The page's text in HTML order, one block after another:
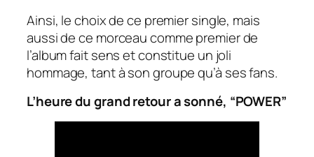
Ainsi, le choix de ce premier single, mais
aussi de ce morceau comme premier de
l’album fait sens et constitue un joli
hommage, tant à son groupe qu’à ses fans.
L’heure du grand retour a sonné, “POWER”